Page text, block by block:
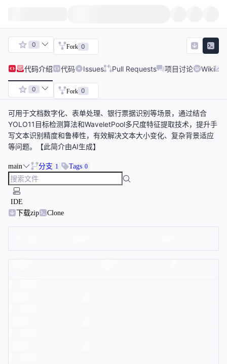
0 Fork 0
代码介绍 代码 Issues Pull Requests 项目讨论 Wiki
0 Fork 0
可用于文档数字化、表单处理、银行票据识别等场景，通过结合
YOLO11目标检测算法和WaveletPool多尺度特征提取技术，提升手
写文本识别精度和鲁棒性，有效解决文本大小变化、复杂背景适应
等问题。【此简介由AI生成】
main 分支 1 Tags 0
IDE
下载zip
Clone